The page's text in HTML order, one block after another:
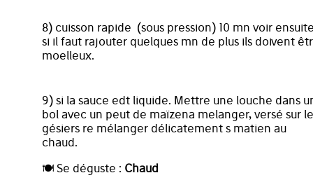
8) cuisson rapide (sous pression) 10 mn voir
si il faut rajouter quelques mn de plus ils doivent
moelleux.
9) si la sauce edt liquide. Mettre une louche dans
bol avec un peut de maïzena melanger, versé sur
gésiers re mélanger délicatement s matien au
chaud.
🍽️ Se déguste : Chaud